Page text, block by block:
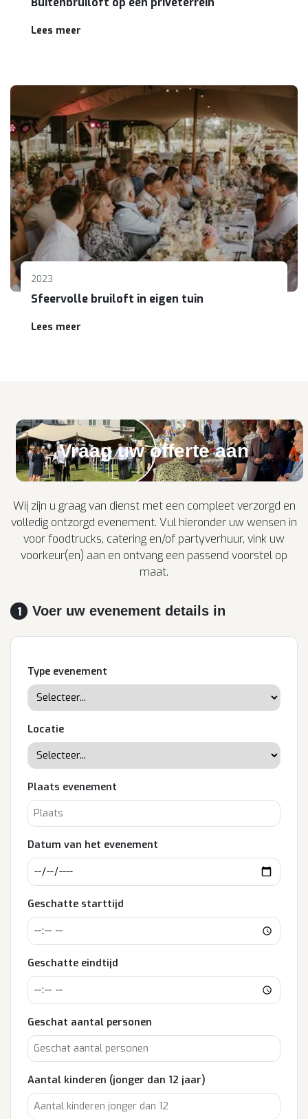
Lees meer
2023
Sfeervolle bruiloft in eigen tuin
Lees meer
Vraag uw offerte aan
Wij zijn u graag van dienst met een compleet verzorgd en
volledig ontzorgd evenement. Vul hieronder uw wensen in
voor foodtrucks, catering en/of partyverhuur, vink uw
voorkeur(en) aan en ontvang een passend voorstel op
maat.
1 Voer uw evenement details in
Type evenement
Locatie
Plaats evenement
Datum van het evenement
Geschatte starttijd
Geschatte eindtijd
Geschat aantal personen
Aantal kinderen (jonger dan 12 jaar)